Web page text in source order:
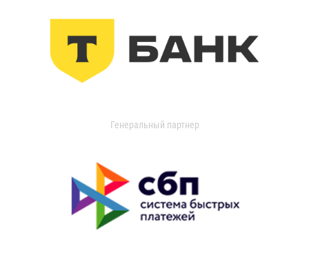
Генеральный партнер